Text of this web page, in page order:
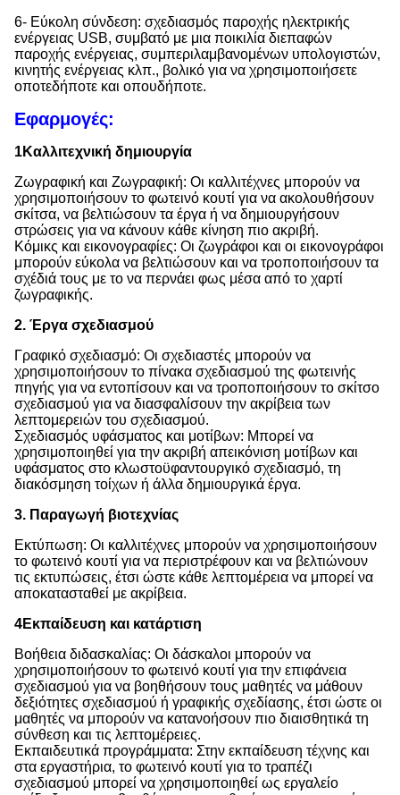
6- Εύκολη σύνδεση: σχεδιασμός παροχής ηλεκτρικής
ενέργειας USB, συμβατό με μια ποικιλία διεπαφών
παροχής ενέργειας, συμπεριλαμβανομένων υπολογιστών,
κινητής ενέργειας κλπ., βολικό για να χρησιμοποιήσετε
οποτεδήποτε και οπουδήποτε.
Εφαρμογές:
1Καλλιτεχνική δημιουργία
Ζωγραφική και Ζωγραφική: Οι καλλιτέχνες μπορούν να
χρησιμοποιήσουν το φωτεινό κουτί για να ακολουθήσουν
σκίτσα, να βελτιώσουν τα έργα ή να δημιουργήσουν
στρώσεις για να κάνουν κάθε κίνηση πιο ακριβή.
Κόμικς και εικονογραφίες: Οι ζωγράφοι και οι εικονογράφοι
μπορούν εύκολα να βελτιώσουν και να τροποποιήσουν τα
σχέδιά τους με το να περνάει φως μέσα από το χαρτί
ζωγραφικής.
2. Έργα σχεδιασμού
Γραφικό σχεδιασμό: Οι σχεδιαστές μπορούν να
χρησιμοποιήσουν το πίνακα σχεδιασμού της φωτεινής
πηγής για να εντοπίσουν και να τροποποιήσουν το σκίτσο
σχεδιασμού για να διασφαλίσουν την ακρίβεια των
λεπτομερειών του σχεδιασμού.
Σχεδιασμός υφάσματος και μοτίβων: Μπορεί να
χρησιμοποιηθεί για την ακριβή απεικόνιση μοτίβων και
υφάσματος στο κλωστοϋφαντουργικό σχεδιασμό, τη
διακόσμηση τοίχων ή άλλα δημιουργικά έργα.
3. Παραγωγή βιοτεχνίας
Εκτύπωση: Οι καλλιτέχνες μπορούν να χρησιμοποιήσουν
το φωτεινό κουτί για να περιστρέφουν και να βελτιώνουν
τις εκτυπώσεις, έτσι ώστε κάθε λεπτομέρεια να μπορεί να
αποκατασταθεί με ακρίβεια.
4Εκπαίδευση και κατάρτιση
Βοήθεια διδασκαλίας: Οι δάσκαλοι μπορούν να
χρησιμοποιήσουν το φωτεινό κουτί για την επιφάνεια
σχεδιασμού για να βοηθήσουν τους μαθητές να μάθουν
δεξιότητες σχεδιασμού ή γραφικής σχεδίασης, έτσι ώστε οι
μαθητές να μπορούν να κατανοήσουν πιο διαισθητικά τη
σύνθεση και τις λεπτομέρειες.
Εκπαιδευτικά προγράμματα: Στην εκπαίδευση τέχνης και
στα εργαστήρια, το φωτεινό κουτί για το τραπέζι
σχεδιασμού μπορεί να χρησιμοποιηθεί ως εργαλείο